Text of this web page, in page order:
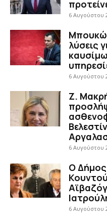
6 Αυγούστου
λύσεις
6 Αυγούστου
Ζ.
6 Αυγούστου
Ο Δήμος
6 Αυγούστου